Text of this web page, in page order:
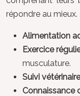
répondre au mieux.
Alimentation
Exercice
musculature.
Suivi
Connaissance